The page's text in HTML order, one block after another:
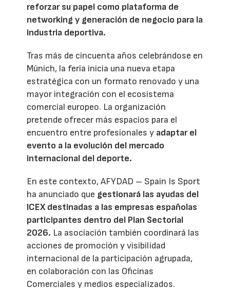
reforzar su papel como plataforma de
networking y generación de negocio para la
industria deportiva.
Tras más de cincuenta años celebrándose en
Múnich, la feria inicia una nueva etapa
estratégica con un formato renovado y una
mayor integración con el ecosistema
comercial europeo. La organización
pretende ofrecer más espacios para el
encuentro entre profesionales y adaptar el
evento a la evolución del mercado
internacional del deporte.
En este contexto, AFYDAD – Spain Is Sport
ha anunciado que gestionará las ayudas del
ICEX destinadas a las empresas españolas
participantes dentro del Plan Sectorial
2026. La asociación también coordinará las
acciones de promoción y visibilidad
internacional de la participación agrupada,
en colaboración con las Oficinas
Comerciales y medios especializados.